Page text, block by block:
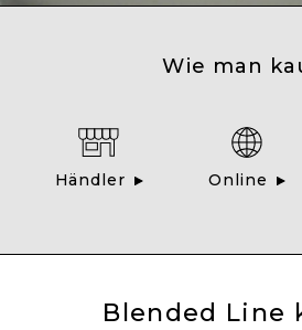
Wie man
Händler Online
Blended Line